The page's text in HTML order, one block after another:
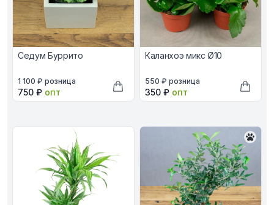
Седум Буррито
В наличии, цена в рублях
1 100 ₽ розница
Оптовая цена в рублях
750 ₽ опт
Добавить в корзину
Каланхоэ микс Ø10
В наличии, цена в рублях
550 ₽ розница
Оптовая цена в рублях
350 ₽ опт